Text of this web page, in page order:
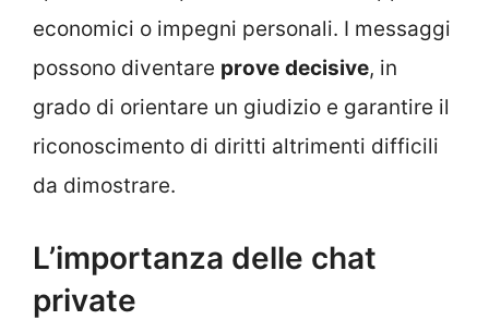
economici o impegni personali. I messaggi
possono diventare prove decisive, in
grado di orientare un giudizio e garantire il
riconoscimento di diritti altrimenti difficili
da dimostrare.
L’importanza delle chat
private